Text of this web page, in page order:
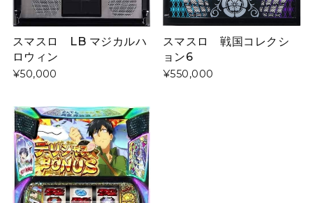
スマスロ LB マジカルハ
ロウィン
¥50,000
スマスロ 戦国コレクシ
ョン6
¥550,000